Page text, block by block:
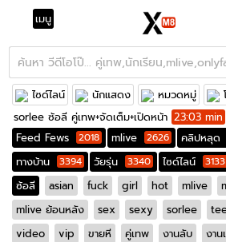
เมนู
ไซด์ไลน์ นักแสดง หมวดหมู่
sorlee ซ้อลี คู่เทพ+จัดเต็ม+เปิดหน้า 23:03 min
Feed Fews
2018 mlive 2626 คลิปหลุด
ทางบ้าน 3394 วัยรุ่น 3340 ไซด์ไลน์ 3133
ซ้อลี
asian fuck girl hot mlive
mlive ย้อนหลัง
sex sexy sorlee
video
vip ขายหี คู่เทพ งานลับ งาน